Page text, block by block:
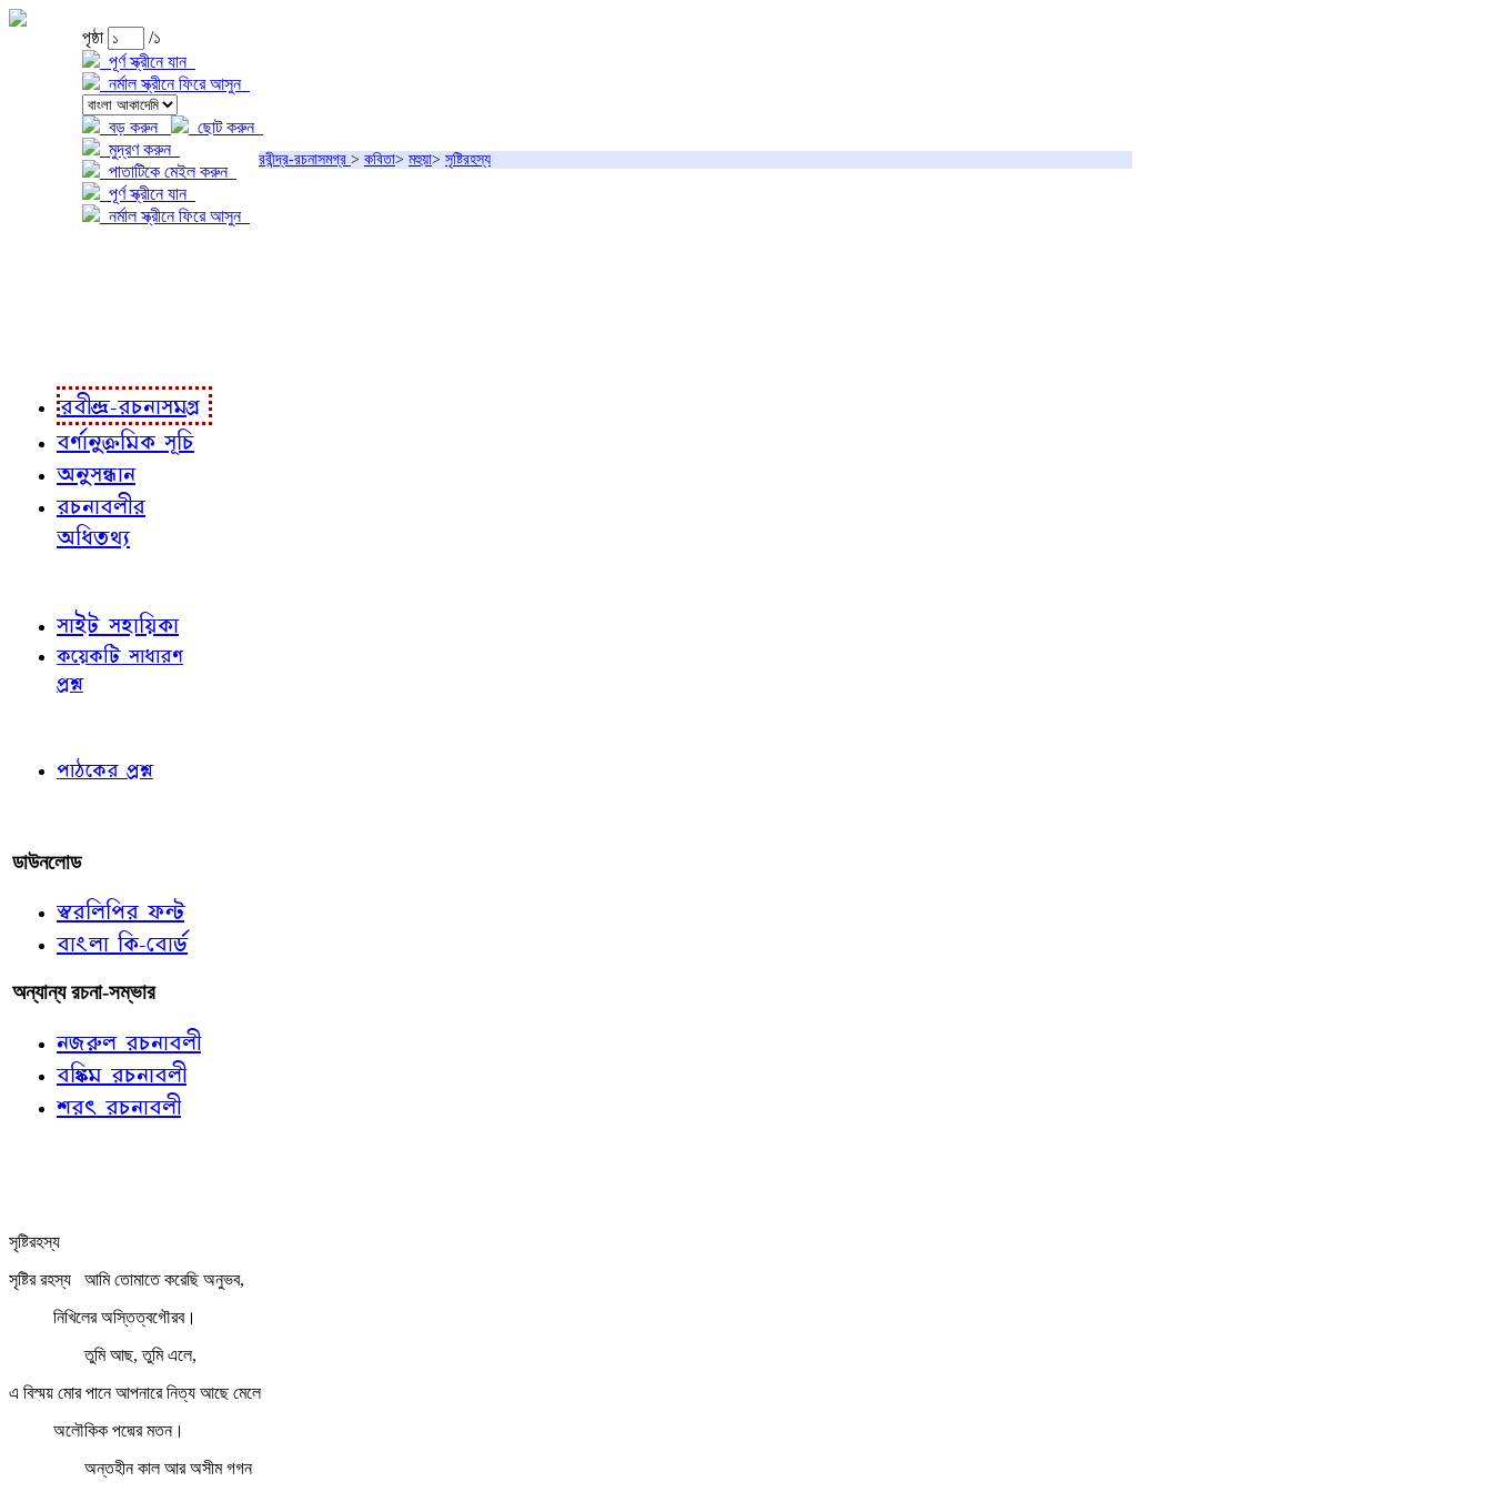
পৃষ্ঠা
/১
পূর্ণ স্ক্রীনে যান
নর্মাল স্ক্রীনে ফিরে আসুন
বড় করুন
ছোট করুন
মুদ্রণ করুন
পাতাটিকে মেইল করুন
পূর্ণ স্ক্রীনে যান
নর্মাল স্ক্রীনে ফিরে আসুন
রবীন্দ্র-রচনাসমগ্র > কবিতা> মহুয়া> সৃষ্টিরহস্য
রবীন্দ্র-রচনাসমগ্র
বর্ণানুক্রমিক সূচি
অনুসন্ধান
রচনাবলীর
অধিতথ্য
সাইট সহায়িকা
কয়েকটি সাধারণ
প্রশ্ন
পাঠকের প্রশ্ন
ডাউনলোড
স্বরলিপির ফন্ট
বাংলা কি-বোর্ড
অন্যান্য রচনা-সম্ভার
নজরুল রচনাবলী
বঙ্কিম রচনাবলী
শরৎ রচনাবলী
সৃষ্টিরহস্য
সৃষ্টির রহস্য
আমি তোমাতে করেছি অনুভব,
নিখিলের অস্তিত্বগৌরব।
তুমি আছ, তুমি এলে,
এ বিস্ময় মোর পানে আপনারে নিত্য আছে মেলে
অলৌকিক পদ্মের মতন।
অন্তহীন কাল আর অসীম গগন